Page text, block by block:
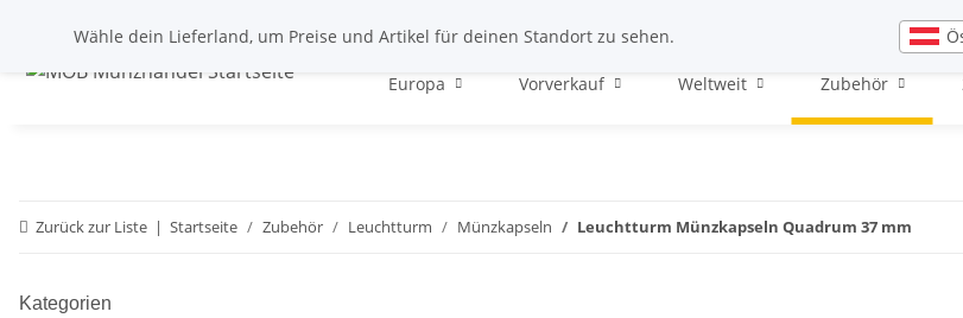
Wähle dein Lieferland, um Preise und Artikel für deinen Standort zu sehen.
Europa Vorverkauf Weltweit Zubehör
Zurück zur Liste Startseite Zubehör Leuchtturm Münzkapseln Leuchtturm Münzkapseln Quadrum 37 mm
Kategorien